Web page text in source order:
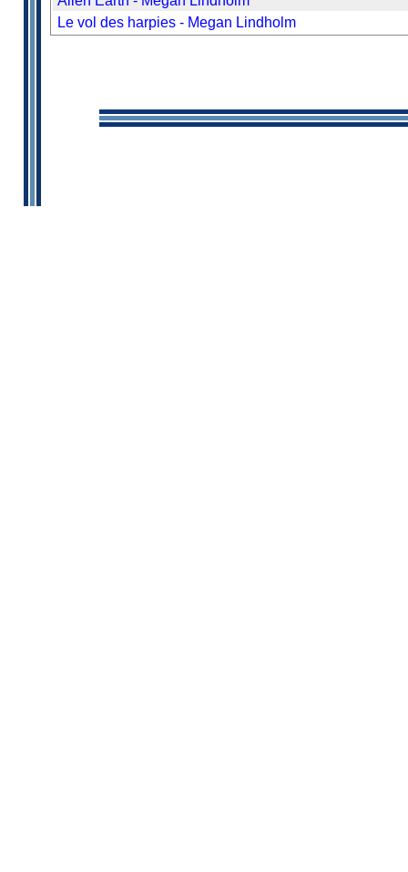
Le vol des harpies - Megan Lindholm